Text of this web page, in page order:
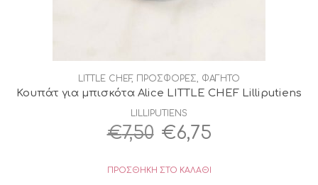
LITTLE CHEF, ΠΡΟΣΦΟΡΕΣ, ΦΑΓΗΤΟ
Κουπάτ για μπισκότα Alice LITTLE CHEF Lilliputiens
LILLIPUTIENS
€7,50 Original
€6,75Η
ΠΡΟΣΘΉΚΗ ΣΤΟ ΚΑΛΆΘΙ